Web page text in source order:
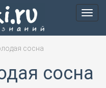
Меню
сосна
сосна